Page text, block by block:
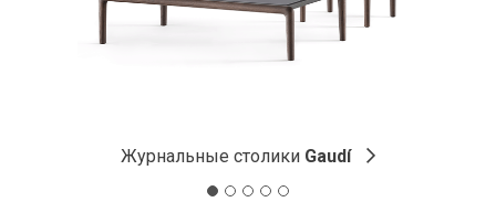
Журнальные столики Gaudí